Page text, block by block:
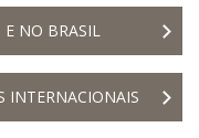
NO BRASIL
INTERNACIONAIS